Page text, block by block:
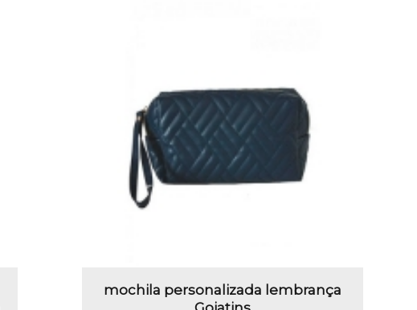
mochila personalizada lembrança